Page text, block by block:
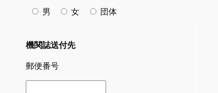
男 女 団体
機関誌送付先
郵便番号